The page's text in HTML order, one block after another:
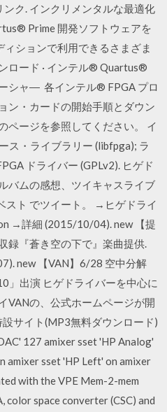
ク. インクリメンタルな最適化
Prime 開発ソフトウェアを
ィションで利用できるさまざま
ロード · インテル® Quartus®
シャ― 各インテル® FPGA プロ
ン・カードの開始手順とダウン
ページを参照してください。 イ
ス・ライブラリー (libfpga); ラ
ドライバー (GPLv2). ヒゲド
バムの感想、ツイキャスライブ
スト でツイート。 →ヒゲドライ
→詳細 (2015/10/04). new 【提
録『蒼き空の下で』楽曲提供.
new 【VAN】6/28 空中分解
」出演 ヒゲドライバーを中心に
VANの、公式ホームページが開
サイト(MP3無料ダウンロード)
127 amixer sset 'HP Analog'
amixer sset 'HP Left' on amixer
with the VPE Mem-2-mem
space converter (CSC) and